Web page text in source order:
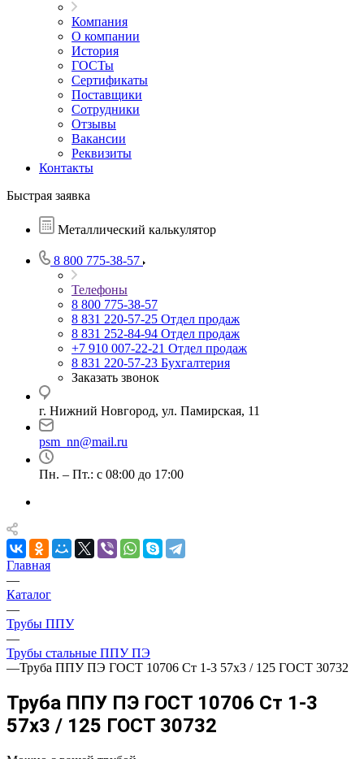
Компания
О компании
История
ГОСТы
Сертификаты
Поставщики
Сотрудники
Отзывы
Вакансии
Реквизиты
Контакты
Быстрая заявка
Металлический калькулятор
8 800 775-38-57
Телефоны
8 800 775-38-57
8 831 220-57-25 Отдел продаж
8 831 252-84-94 Отдел продаж
+7 910 007-22-21 Отдел продаж
8 831 220-57-23 Бухгалтерия
Заказать звонок
г. Нижний Новгород, ул. Памирская, 11
psm_nn@mail.ru
Пн. – Пт.: с 08:00 до 17:00
Главная
—
Каталог
—
Трубы ППУ
—
Трубы стальные ППУ ПЭ
—Труба ППУ ПЭ ГОСТ 10706 Ст 1-3 57x3 / 125 ГОСТ 30732
Труба ППУ ПЭ ГОСТ 10706 Ст 1-3
57x3 / 125 ГОСТ 30732